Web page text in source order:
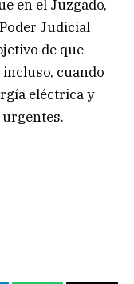
en el Juzgado,
Judicial
de que
cuando
eléctrica y